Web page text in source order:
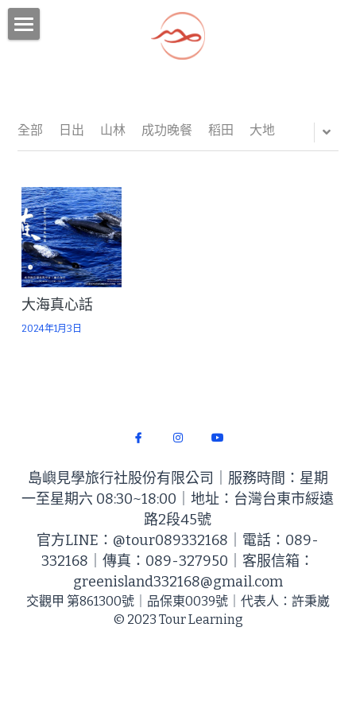
行程一：卑南遺址與部落花環手作之旅
行程三：知本五感補給與森林神經導航
行程四：新港職人與手作柴魚蜜體驗
潛綠島
2025綠島壯遊點
2025 In Search of the Sea Route
潛水證照
環境教育
慢台東
獨家玩法
東海岸 | 海腳尋鯨記
卑南遺址三日遊
綠島地圖
必備小物
懶人包
永續採購
環境保育
聯絡我們
官方LINE
全部 日出 山林 成功晚餐 稻田 大地
大海真心話
2024年1月3日
島嶼見學旅行社股份有限公司｜服務時間：星期
一至星期六 08:30~18:00｜地址：台灣台東市綏遠
路2段45號
官方LINE：@tour089332168｜電話：089-
332168｜​傳真：089-327950｜客服信箱：
greenisland332168@gmail.com
交觀甲 第861300號​｜品保東0039​號｜代表人：許秉崴
© 2023 Tour Learning
商品分類
台東定向越野行程二
台東定向越野行程三
台東定向越野行程四
部落格分類